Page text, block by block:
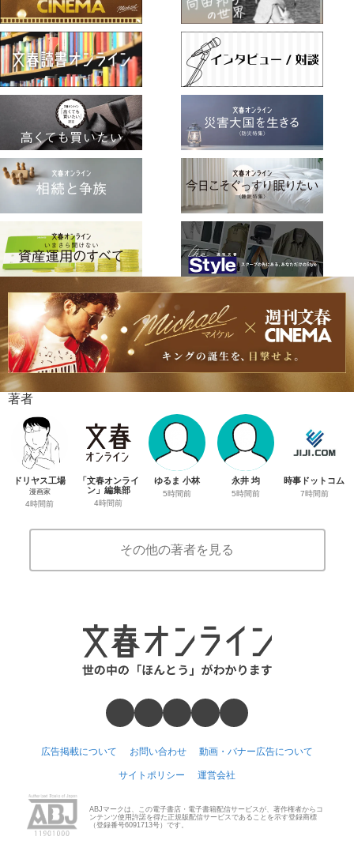
著者
ドリヤス工場
漫画家
4時間前
「文春オンライ
ン」編集部
4時間前
ゆるま 小林
5時間前
永井 均
5時間前
時事ドットコム
7時間前
その他の著者を見る
広告掲載について お問い合わせ 動画・バナー広告について
サイトポリシー 運営会社
ABJマークは、この電子書店・電子書籍配信サービスが、著作権者からコ
ンテンツ使用許諾を得た正規版配信サービスであることを示す登録商標
（登録番号6091713号）です。